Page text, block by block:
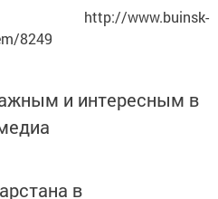
www.buinsk-
8249
и интересным в
в